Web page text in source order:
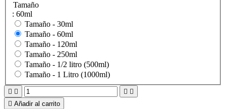
Tamaño
: 60ml
Tamaño - 30ml
Tamaño - 60ml
Tamaño - 120ml
Tamaño - 250ml
Tamaño - 1/2 litro (500ml)
Tamaño - 1 Litro (1000ml)
   
 Añadir al carrito